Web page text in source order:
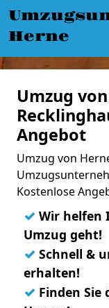
Herne
Umzug
Angebot
Umzug von
Kostenlose
✓ Wir helfen
Umzug geht!
✓ Schnell &
erhalten!
✓ Finden